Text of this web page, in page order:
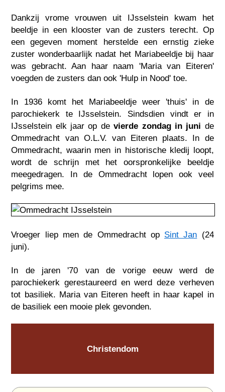
Dankzij vrome vrouwen uit IJsselstein kwam het
beeldje in een klooster van de zusters terecht. Op
een gegeven moment herstelde een ernstig zieke
zuster wonderbaarlijk nadat het Mariabeeldje bij haar
was gebracht. Aan haar naam 'Maria van Eiteren'
voegden de zusters dan ook 'Hulp in Nood' toe.
In 1936 komt het Mariabeeldje weer 'thuis' in de
parochiekerk te IJsselstein. Sindsdien vindt er in
IJsselstein elk jaar op devierde zondag in juni de
Ommedracht van O.L.V. van Eiteren plaats. In de
Ommedracht, waarin men in historische kledij loopt,
wordt de schrijn met het oorspronkelijke beeldje
meegedragen. In de Ommedracht lopen ook veel
pelgrims mee.
Vroeger liep men de Ommedracht op Sint Jan (24
juni).
In de jaren '70 van de vorige eeuw werd de
parochiekerk gerestaureerd en werd deze verheven
tot basiliek. Maria van Eiteren heeft in haar kapel in
de basiliek een mooie plek gevonden.
Christendom